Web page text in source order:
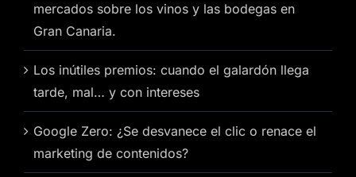
mercados sobre los vinos y las bodegas en
Gran Canaria.
Los inútiles premios: cuando el galardón llega
tarde, mal… y con intereses
Google Zero: ¿Se desvanece el clic o renace el
marketing de contenidos?